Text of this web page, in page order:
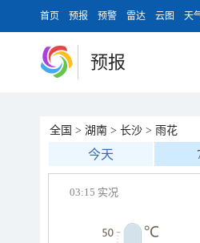
首页 预报 预警 雷达 云图 天
预报
全国 > 湖南 > 长沙 > 雨花
今天
03:15 实况